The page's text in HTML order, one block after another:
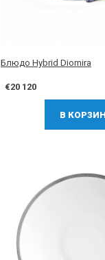
Блюдо Hybrid Diomira
€20 120
В